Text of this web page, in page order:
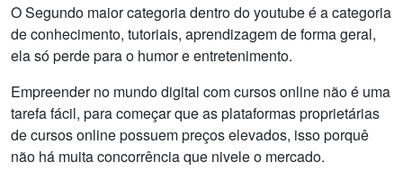
O Segundo maior categoria dentro do youtube é a categoria
de conhecimento, tutoriais, aprendizagem de forma geral,
ela só perde para o humor e entretenimento.
Empreender no mundo digital com cursos online não é uma
tarefa fácil, para começar que as plataformas proprietárias
de cursos online possuem preços elevados, isso porquê
não há muita concorrência que nivele o mercado.